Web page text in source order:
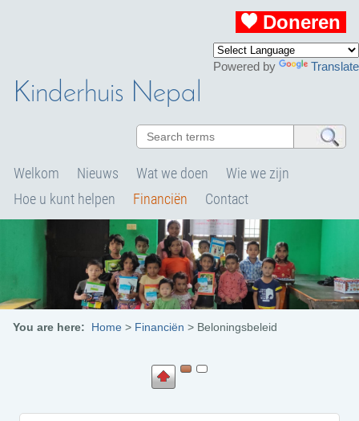
Doneren
Powered by Translate
Kinderhuis Nepal
Welkom Nieuws Wat we doen
Wie we zijn
Hoe u kunt helpen
Financiën Contact
You are here: Home > Financiën > Beloningsbeleid